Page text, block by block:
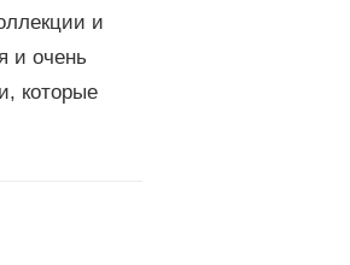
и
и очень
которые